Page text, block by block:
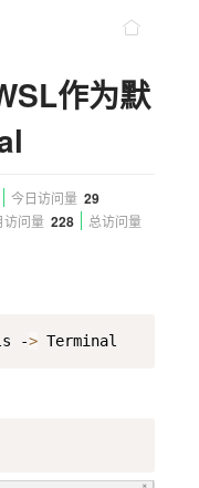
作为默
今日访问量 29
访问量 228 总访问量
->